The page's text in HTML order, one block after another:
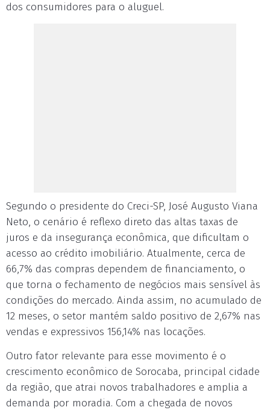
dos consumidores para o aluguel.
Segundo o presidente do Creci-SP, José Augusto Viana
Neto, o cenário é reflexo direto das altas taxas de
juros e da insegurança econômica, que dificultam o
acesso ao crédito imobiliário. Atualmente, cerca de
66,7% das compras dependem de financiamento, o
que torna o fechamento de negócios mais sensível às
condições do mercado. Ainda assim, no acumulado de
12 meses, o setor mantém saldo positivo de 2,67% nas
vendas e expressivos 156,14% nas locações.
Outro fator relevante para esse movimento é o
crescimento econômico de Sorocaba, principal cidade
da região, que atrai novos trabalhadores e amplia a
demanda por moradia. Com a chegada de novos